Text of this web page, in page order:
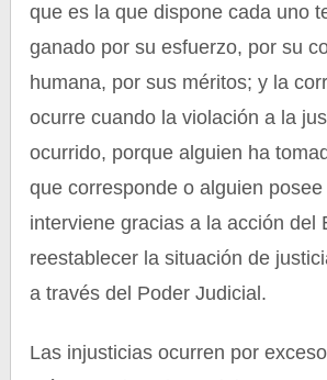
que es la que dispone cada uno
ganado por su esfuerzo, por su
humana, por sus méritos; y la
ocurre cuando la violación a la
ocurrido, porque alguien ha
que corresponde o alguien
interviene gracias a la acción del
reestablecer la situación de
a través del Poder Judicial.
Las injusticias ocurren por